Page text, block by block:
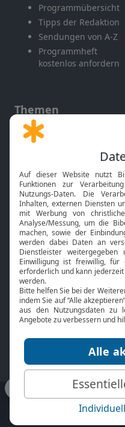
Programmübersicht
Tipps der Redaktion
Sendungen von A-Z
Programmheft
kostenlos anfordern
Themen
Gott und Bibel erklärt
Neuigkeiten
Bibel TV
Über uns
Jobs
Mediadaten
bibeltv.de: